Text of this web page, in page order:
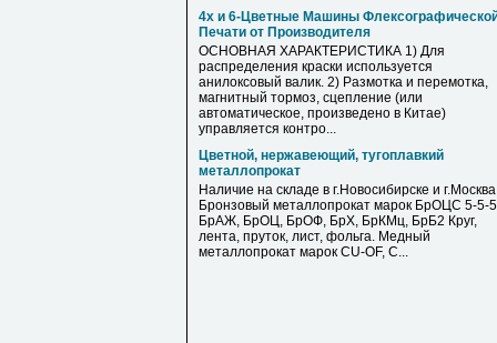
4х и 6-Цветные Машины
Печати от Производителя
ОСНОВНАЯ ХАРАКТЕРИСТИКА 1) Для
распределения краски используется
анилоксовый валик. 2) Размотка и перемотка,
магнитный тормоз, сцепление (или
автоматическое, произведено в Китае)
управляется контро...
Цветной, нержавеющий, тугоплавкий
металлопрокат
Наличие на складе в г.Новосибирске и
Бронзовый металлопрокат марок БрОЦС 5-5-
БрАЖ, БрОЦ, БрОФ, БрХ, БрКМц, БрБ2 Круг,
лента, пруток, лист, фольга. Медный
металлопрокат марок СU-OF, C...